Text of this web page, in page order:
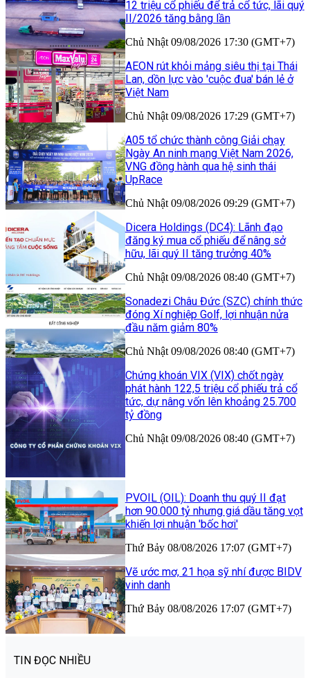
12 triệu cổ phiếu để trả cổ tức, lãi quý
II/2026 tăng bằng lần
Chủ Nhật 09/08/2026 17:30 (GMT+7)
AEON rút khỏi mảng siêu thị tại Thái
Lan, dồn lực vào 'cuộc đua' bán lẻ ở
Việt Nam
Chủ Nhật 09/08/2026 17:29 (GMT+7)
A05 tổ chức thành công Giải chạy
Ngày An ninh mạng Việt Nam 2026,
VNG đồng hành qua hệ sinh thái
UpRace
Chủ Nhật 09/08/2026 09:29 (GMT+7)
Dicera Holdings (DC4): Lãnh đạo
đăng ký mua cổ phiếu để nâng sở
hữu, lãi quý II tăng trưởng 40%
Chủ Nhật 09/08/2026 08:40 (GMT+7)
Sonadezi Châu Đức (SZC) chính thức
đóng Xí nghiệp Golf, lợi nhuận nửa
đầu năm giảm 80%
Chủ Nhật 09/08/2026 08:40 (GMT+7)
Chứng khoán VIX (VIX) chốt ngày
phát hành 122,5 triệu cổ phiếu trả cổ
tức, dự nâng vốn lên khoảng 25.700
tỷ đồng
Chủ Nhật 09/08/2026 08:40 (GMT+7)
PVOIL (OIL): Doanh thu quý II đạt
hơn 90.000 tỷ nhưng giá dầu tăng vọt
khiến lợi nhuận 'bốc hơi'
Thứ Bảy 08/08/2026 17:07 (GMT+7)
Vẽ ước mơ, 21 họa sỹ nhí được BIDV
vinh danh
Thứ Bảy 08/08/2026 17:07 (GMT+7)
TIN ĐỌC NHIỀU